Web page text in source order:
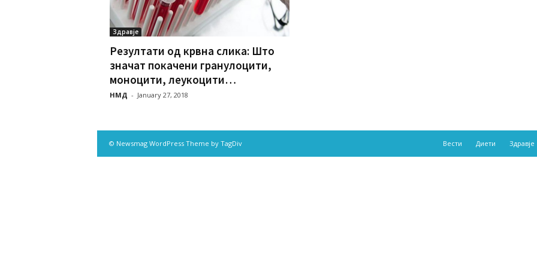
Здравје
Резултати од крвна слика: Што
значат покачени гранулоцити,
моноцити, леукоцити…
НМД - January 27, 2018
Вести Диети Здравје
© Newsmag WordPress Theme by TagDiv